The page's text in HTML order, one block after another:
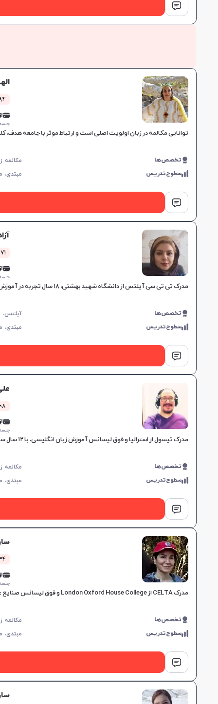
1384
از
جلسه ۱
توانایی مکالمه در زبان اولویت اصلی است و ارتباط موثر با جامعه هدف،
تخصص‌ها
سطوح‌تدریس مبتدی،
471
از
جلسه ۱
مدرک تی تی سی آیلتس از دانشگاه شهید بهشتی، ۱۸ سال تجربه در آموزش زبان، مهارت در تدریس کتاب‌های ترمیک و آیلتس، مناسب برای تمام سطوح، بهبود سریع در یادگیری.
تخصص‌ها
سطوح‌تدریس مبتدی،
108
از
جلسه ۱
مدرک تیسول از استرالیا و فوق لیسانس آموزش زبان انگلیسی، با ۱۲ سال سابقه تدریس، متخصص در کلاس‌های آنلاین و تقویت زبان عمومی برای تمام سطوح، یادگیری موثر را تضمین می‌کند.
تخصص‌ها
سطوح‌تدریس مبتدی،
434
از
جلسه ۱
مدرک CELTA از London Oxford House College و فوق لیسانس صنایع غذایی، ۱۵ سال سابقه تدریس، تقویت ۴ مهارت زبان، مناسب برای تمامی سطوح، برای پیشرفت دانشجویان.
تخصص‌ها
سطوح‌تدریس مبتدی،